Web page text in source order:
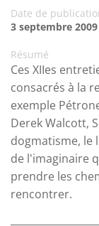
Date de
3 septembre 2009
Résumé
Ces XIIes
consacrés à la
exemple
Derek Walcott,
dogmatisme, le
de l'imaginaire
prendre les
rencontrer.